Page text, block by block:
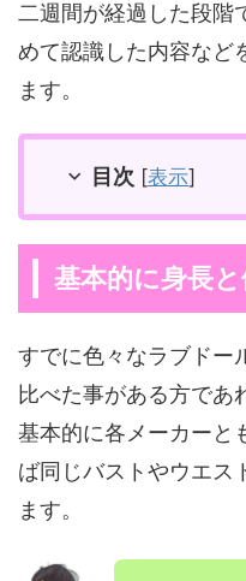
二週間が経過した段階
めて認識した内容など
ます。
目次 [表示]
基本的に身長
すでに色々なラブドー
比べた事がある方であ
基本的に各メーカーと
ば同じバストやウエス
ます。